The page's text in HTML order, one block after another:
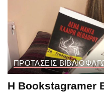
ΠΡΟΤΑΣΕΙΣ
Η Bookstagramer